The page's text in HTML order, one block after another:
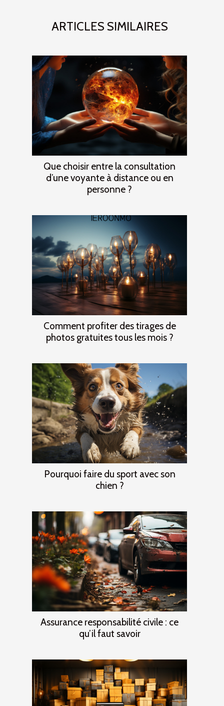
ARTICLES SIMILAIRES
Que choisir entre la consultation
d’une voyante à distance ou en
personne ?
Comment profiter des tirages de
photos gratuites tous les mois ?
Pourquoi faire du sport avec son
chien ?
Assurance responsabilité civile : ce
qu’il faut savoir